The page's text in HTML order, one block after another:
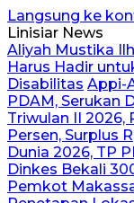
Langsung ke
Linisiar News
Aliyah Mustika
Harus Hadir
Disabilitas Appi-
PDAM, Serukan
Triwulan II 2026,
Persen, Surplus
Dunia 2026, TP
Dinkes Bekali
Pemkot